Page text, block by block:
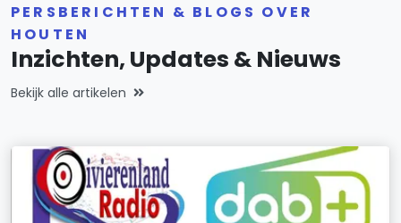
PERSBERICHTEN & BLOGS OVER
HOUTEN
Inzichten, Updates & Nieuws
Bekijk alle artikelen